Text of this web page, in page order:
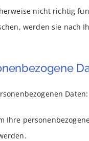
nicht richtig
werden sie nach
Daten:
Ihre